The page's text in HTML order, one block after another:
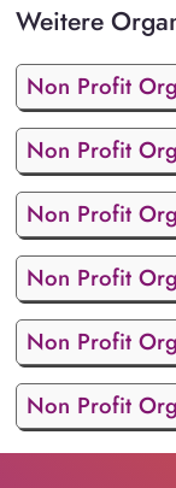
Weitere
Non Profit
Non Profit
Non Profit
Non Profit
Non Profit
Non Profit